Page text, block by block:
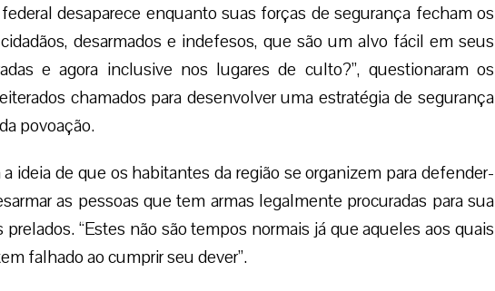
desaparece enquanto suas forças de segurança fecham os
desarmados e indefesos, que são um alvo fácil em seus
e agora inclusive nos lugares de culto?”, questionaram os
chamados para desenvolver uma estratégia de segurança
povoação.
ideia de que os habitantes da região se organizem para defender-
as pessoas que tem armas legalmente procuradas para sua
prelados. “Estes não são tempos normais já que aqueles aos quais
falhado ao cumprir seu dever”.